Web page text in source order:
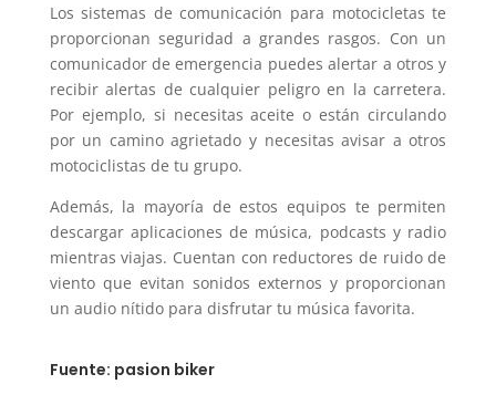
Los sistemas de comunicación para motocicletas te
proporcionan seguridad a grandes rasgos. Con un
comunicador de emergencia puedes alertar a otros y
recibir alertas de cualquier peligro en la carretera.
Por ejemplo, si necesitas aceite o están circulando
por un camino agrietado y necesitas avisar a otros
motociclistas de tu grupo.
Además, la mayoría de estos equipos te permiten
descargar aplicaciones de música, podcasts y radio
mientras viajas. Cuentan con reductores de ruido de
viento que evitan sonidos externos y proporcionan
un audio nítido para disfrutar tu música favorita.
Fuente: pasion biker